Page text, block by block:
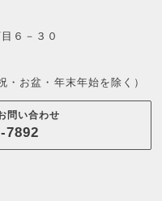
６－３０
お盆・年末年始を除く）
問い合わせ
7892